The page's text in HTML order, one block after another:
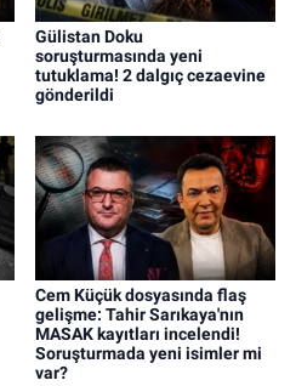
Gülistan Doku
soruşturmasında yeni
tutuklama! 2 dalgıç cezaevine
gönderildi
Cem Küçük dosyasında flaş
gelişme: Tahir Sarıkaya'nın
MASAK kayıtları incelendi!
Soruşturmada yeni isimler mi
var?